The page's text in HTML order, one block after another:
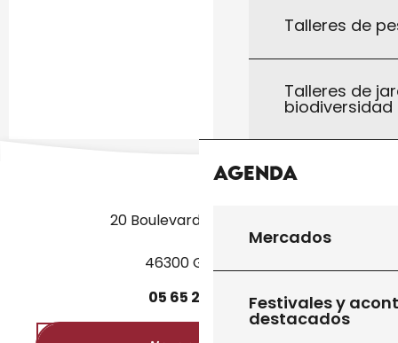
Talleres de
Talleres de
biodiversidad
Agenda
Mercados
Festivales y
destacados
20 Boulevard des Martyrs
46300 Gourdon
05 65 27 50